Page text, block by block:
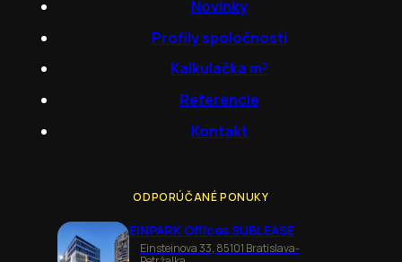
Novinky
Profily spoločností
Kalkulačka m²
Referencie
Kontakt
ODPORÚČANÉ PONUKY
EINPARK Offices SUBLEASE
Einsteinova 33, 85101 Bratislava-